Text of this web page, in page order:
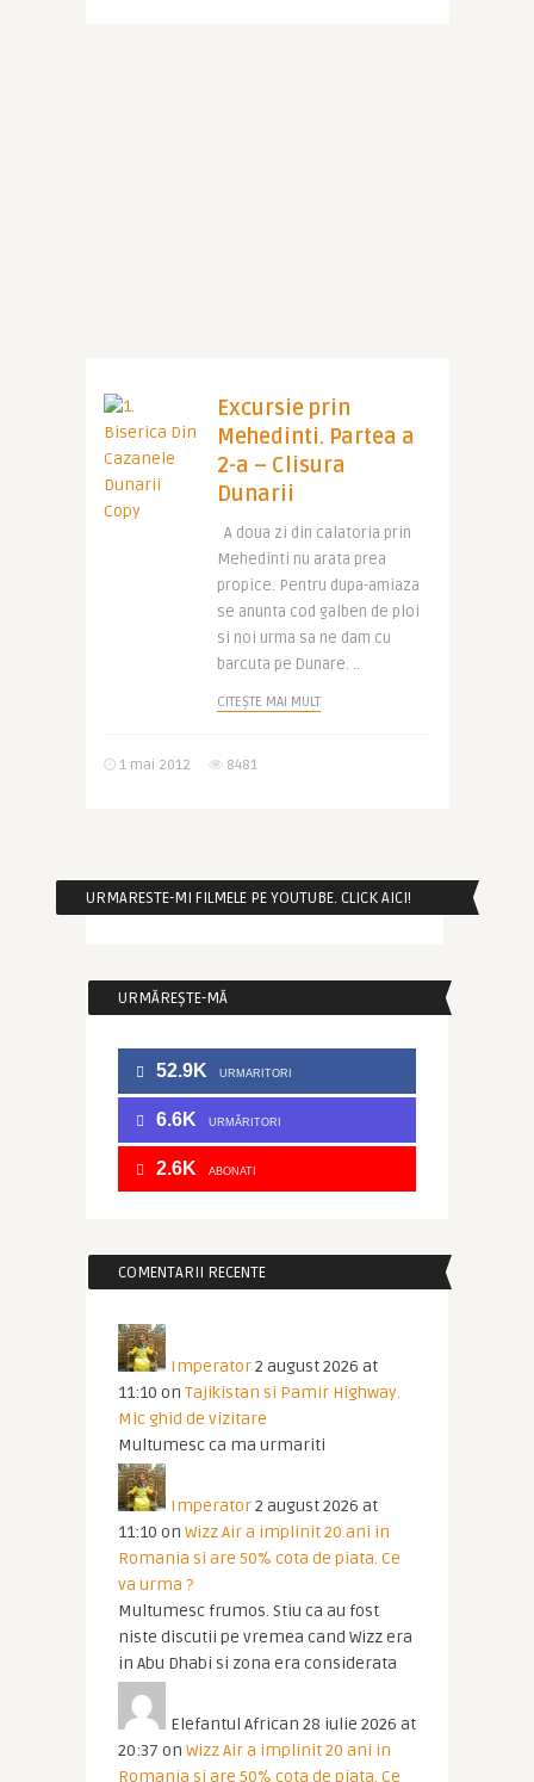
Excursie prin
Mehedinti. Partea a
2-a – Clisura
Dunarii
A doua zi din calatoria prin
Mehedinti nu arata prea
propice. Pentru dupa-amiaza
se anunta cod galben de ploi
si noi urma sa ne dam cu
barcuta pe Dunare. ..
CITEȘTE MAI MULT
1 mai 2012 8481
URMARESTE-MI FILMELE PE YOUTUBE. CLICK AICI!
URMĂREȘTE-MĂ
52.9K URMARITORI
6.6K URMĂRITORI
2.6K ABONATI
COMENTARII RECENTE
Imperator2 august 2026 at
11:10 on Tajikistan si Pamir Highway.
Mic ghid de vizitare
Multumesc ca ma urmariti
Imperator2 august 2026 at
11:10 on Wizz Air a implinit 20 ani in
Romania si are 50% cota de piata. Ce
va urma ?
Multumesc frumos. Stiu ca au fost
niste discutii pe vremea cand Wizz era
in Abu Dhabi si zona era considerata
Elefantul African 28 iulie 2026 at
20:37 on Wizz Air a implinit 20 ani in
Romania si are 50% cota de piata. Ce